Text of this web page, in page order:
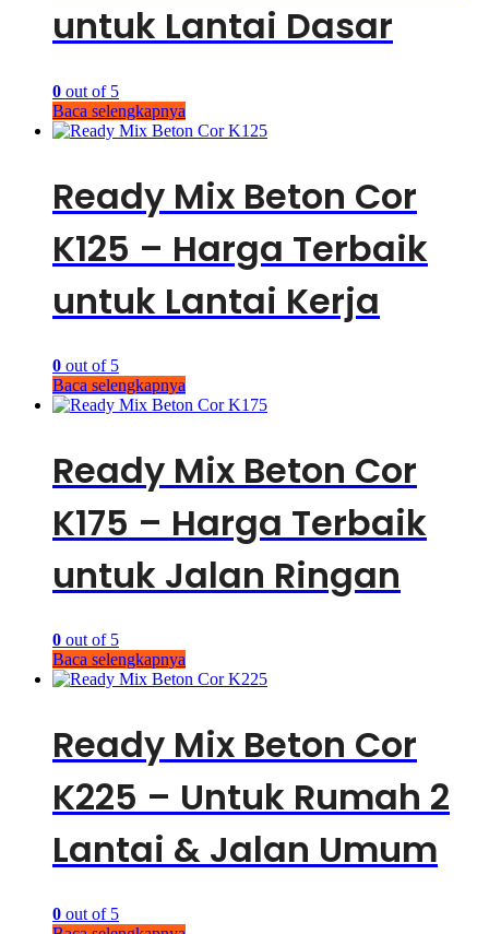
untuk Lantai Dasar
0 out of 5
Baca selengkapnya
Ready Mix Beton Cor
K125 – Harga Terbaik
untuk Lantai Kerja
0 out of 5
Baca selengkapnya
Ready Mix Beton Cor
K175 – Harga Terbaik
untuk Jalan Ringan
0 out of 5
Baca selengkapnya
Ready Mix Beton Cor
K225 – Untuk Rumah 2
Lantai & Jalan Umum
0 out of 5